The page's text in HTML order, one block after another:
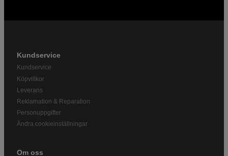
Kundservice
Kundservice
Köpvillkor
Leverans
Reklamation & Reparation
Personuppgifter
Ändra cookieinställningar
Om oss